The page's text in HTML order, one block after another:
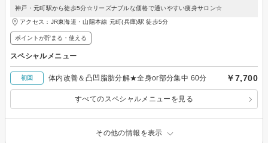
神戸・元町駅から徒歩5分☆リーズナブルな価格で通いやすい痩身サロン☆
アクセス：JR東海道・山陽本線 元町(兵庫)駅 徒歩5分
ポイントが貯まる・使える
スペシャルメニュー
初回 体内改善＆凸凹脂肪分解★全身or部分集中 60分 ￥7,700
すべてのスペシャルメニューを見る
その他の情報を表示